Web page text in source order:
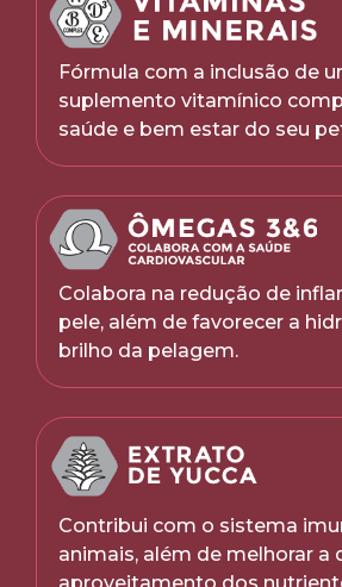
Fórmula com a inclusão de
suplemento vitamínico
saúde e bem estar do seu
Colabora na redução de
pele, além de favorecer a
brilho da pelagem.
Contribui com o sistema
animais, além de melhorar a